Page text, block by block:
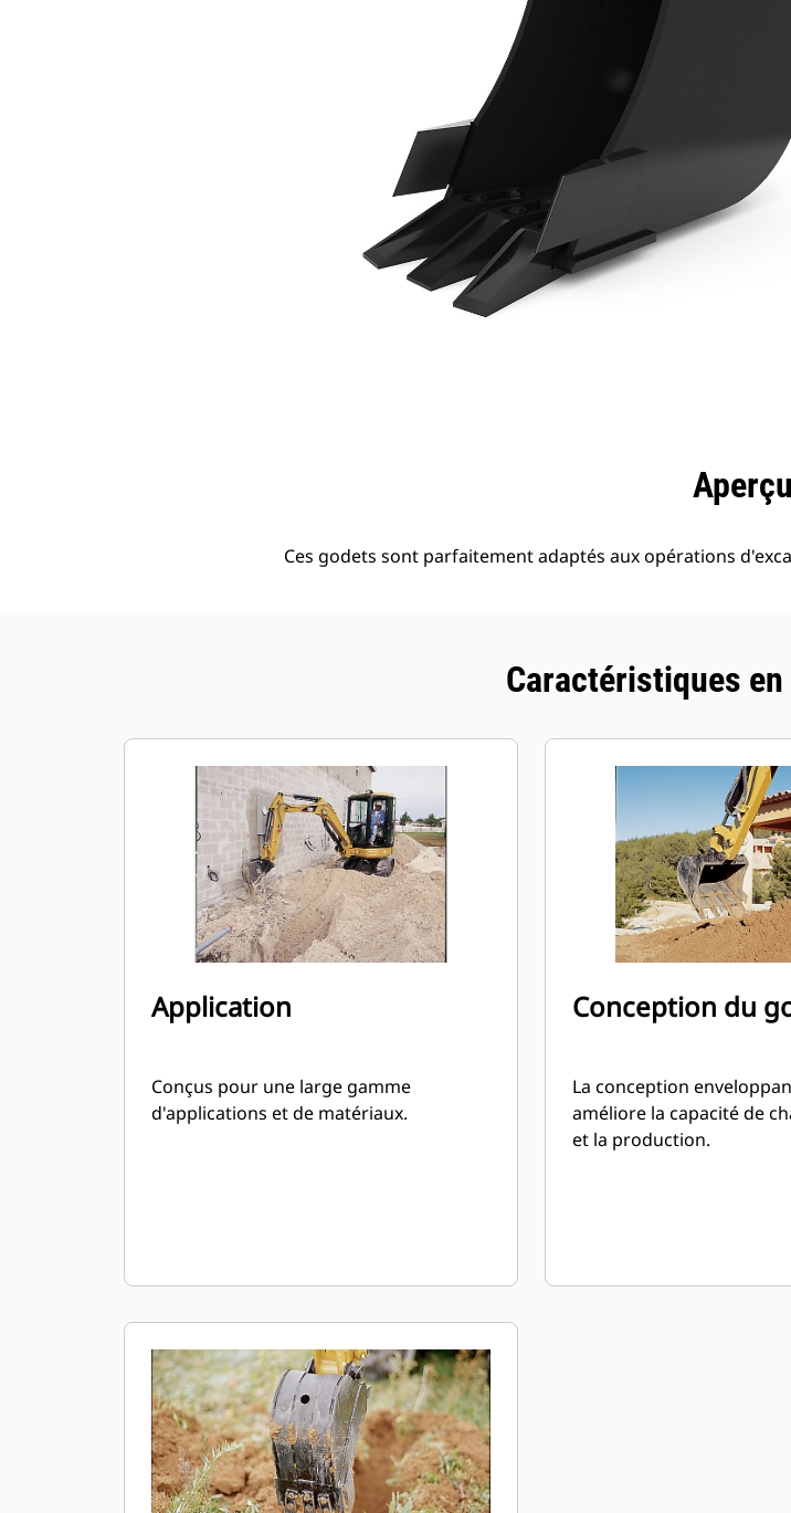
Aperçu
Ces godets sont parfaitement adaptés aux opérations
Caractéristiques
Application
Conçus pour une large gamme
d'applications et de matériaux.
Conception du
La conception
améliore la capacité de
et la production.